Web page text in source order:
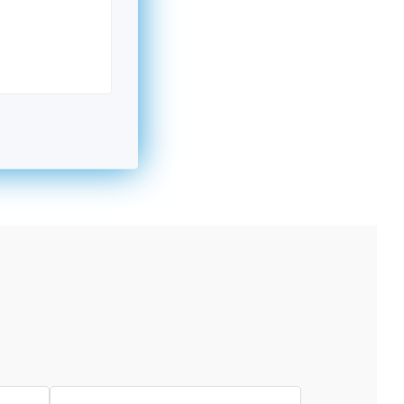
subjekt, komerčný alebo nekomerčný,
agentúra aktívne zapojená a efektívne